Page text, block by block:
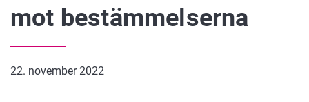
mot bestämmelserna
22. november 2022